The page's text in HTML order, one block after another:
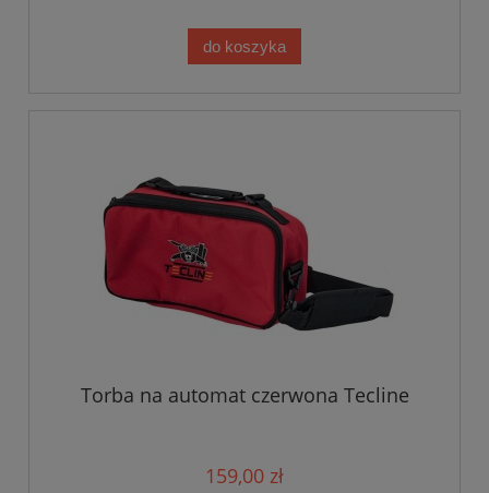
do koszyka
Torba na automat czerwona Tecline
159,00 zł